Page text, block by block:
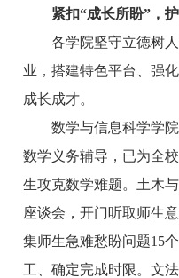
紧扣“成长所盼”，
各学院坚守立德树
业，搭建特色平台、强
成长成才。
数学与信息科学学
数学义务辅导，已为全
生攻克数学难题。土木与
座谈会，开门听取师生
集师生急难愁盼问题15
工、确定完成时限。文